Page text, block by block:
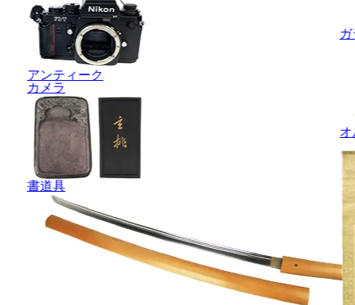
アンティーク
カメラ
書道具
オ